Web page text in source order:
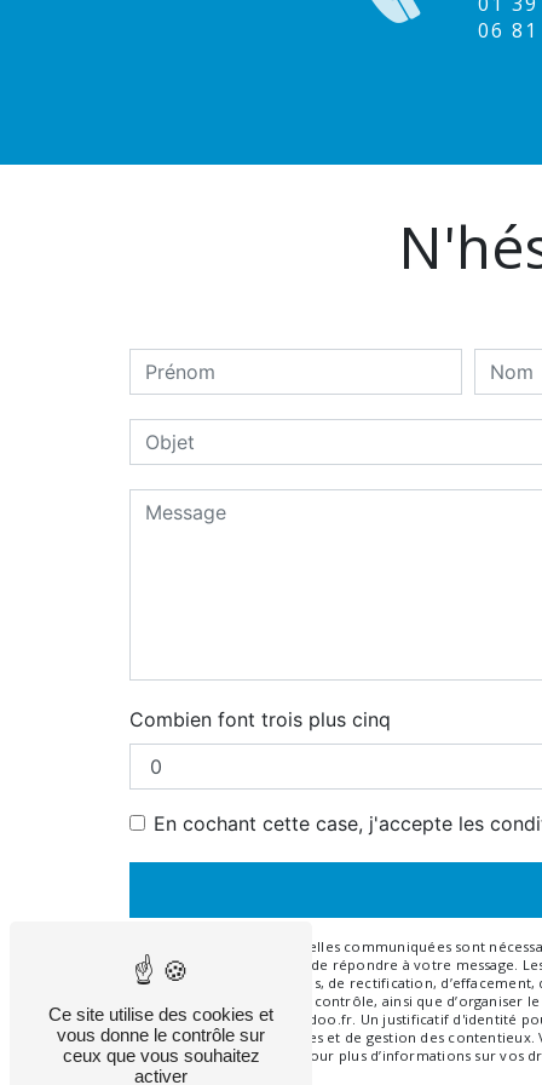
06
Combien font trois plus cinq
En cochant cette case, j'accepte les
** Les données personnelles communiquées sont
traitants dans le seul but de répondre à votre message.
disposez de droits d’accès, de rectification,
auprès d’une autorité de contrôle, ainsi que
ghislaine.bachard@wanadoo.fr. Un justificatif d'identité
légale aux fins probatoires et de gestion des
Consultez le site cnil.fr pour plus d’informations sur vos
Ce site utilise des cookies et
vous donne le contrôle sur
ceux que vous souhaitez
activer